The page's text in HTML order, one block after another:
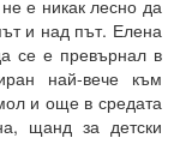
е никак лесно да
и над път. Елена
се е превърнал в
най-вече към
и още в средата
щанд за детски